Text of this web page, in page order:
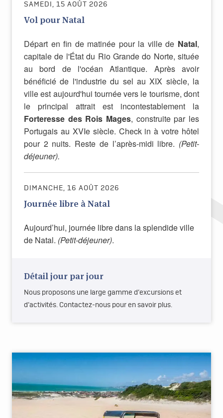
SAMEDI, 15 AOÛT 2026
Vol pour Natal
Départ en fin de matinée pour la ville de Natal,
capitale de l'État du Rio Grande do Norte, située
au bord de l'océan Atlantique. Après avoir
bénéficié de l'industrie du sel au XIX siècle, la
ville est aujourd'hui tournée vers le tourisme, dont
le principal attrait est incontestablement la
Forteresse des Rois Mages, construite par les
Portugais au XVIe siècle. Check in à votre hôtel
pour 2 nuits. Reste de l’après-midi libre. (Petit-
déjeuner).
DIMANCHE, 16 AOÛT 2026
Journée libre à Natal
Aujourd’hui, journée libre dans la splendide ville
de Natal. (Petit-déjeuner).
Détail jour par jour
Nous proposons une large gamme d’excursions et
d’activités. Contactez-nous pour en savoir plus.